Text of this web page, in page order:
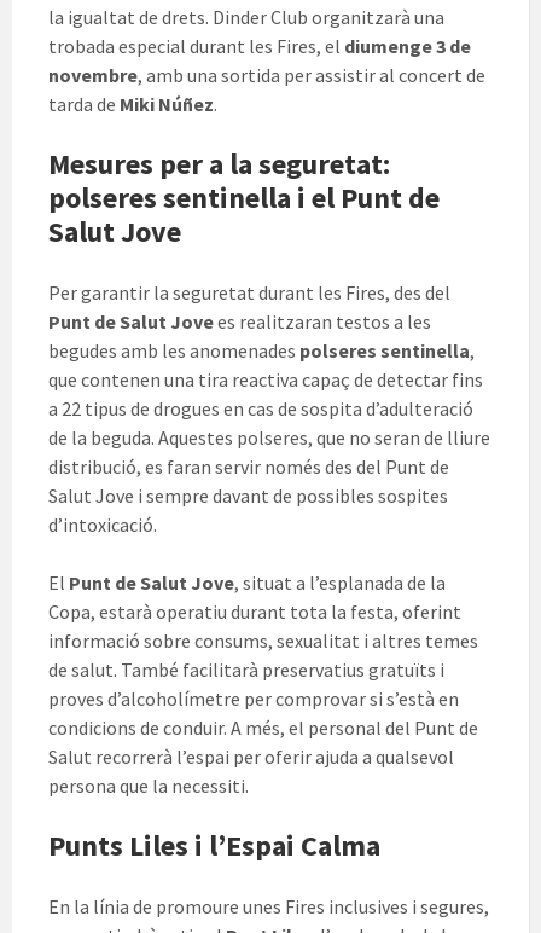
la igualtat de drets. Dinder Club organitzarà una
trobada especial durant les Fires, el diumenge 3 de
novembre, amb una sortida per assistir al concert de
tarda de Miki Núñez.
Mesures per a la seguretat:
polseres sentinella i el Punt de
Salut Jove
Per garantir la seguretat durant les Fires, des del
Punt de Salut Jovees realitzaran testos a les
begudes amb les anomenades polseres sentinella,
que contenen una tira reactiva capaç de detectar fins
a 22 tipus de drogues en cas de sospita d’adulteració
de la beguda. Aquestes polseres, que no seran de lliure
distribució, es faran servir només des del Punt de
Salut Jove i sempre davant de possibles sospites
d’intoxicació.
El Punt de Salut Jove, situat a l’esplanada de la
Copa, estarà operatiu durant tota la festa, oferint
informació sobre consums, sexualitat i altres temes
de salut. També facilitarà preservatius gratuïts i
proves d’alcoholímetre per comprovar si s’està en
condicions de conduir. A més, el personal del Punt de
Salut recorrerà l’espai per oferir ajuda a qualsevol
persona que la necessiti.
Punts Liles i l’Espai Calma
En la línia de promoure unes Fires inclusives i segures,